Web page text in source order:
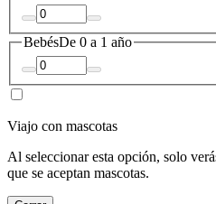
BebésDe 0 a 1 año
Viajo con mascotas
Al seleccionar esta opción, solo
que se aceptan mascotas.